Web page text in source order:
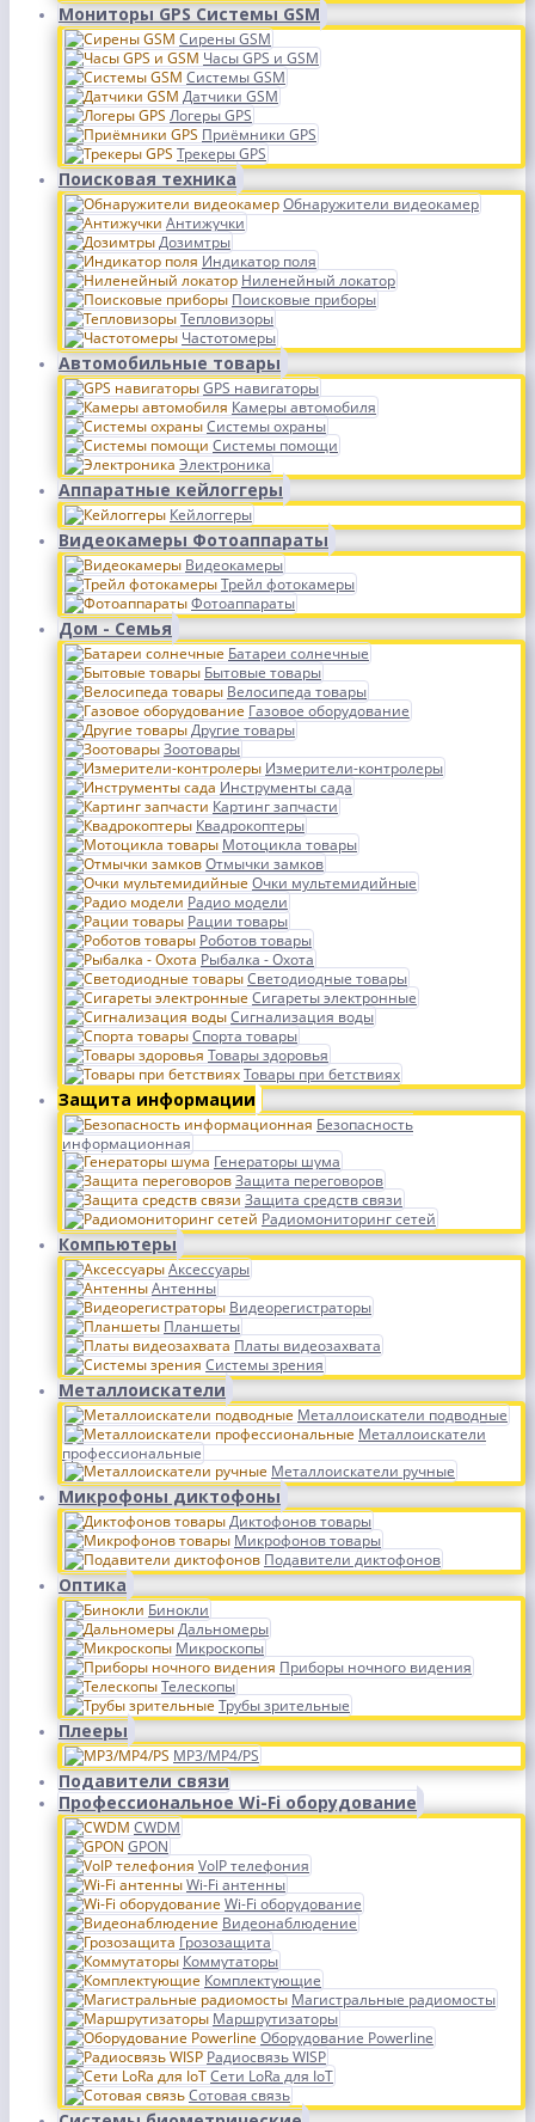
Мониторы GPS Системы GSM
Сирены GSM
Часы GPS и GSM
Системы GSM
Датчики GSM
Логеры GPS
Приёмники GPS
Трекеры GPS
Поисковая техника
Обнаружители видеокамер
Антижучки
Дозимтры
Индикатор поля
Ниленейный локатор
Поисковые приборы
Тепловизоры
Частотомеры
Автомобильные товары
GPS навигаторы
Камеры автомобиля
Системы охраны
Системы помощи
Электроника
Аппаратные кейлоггеры
Кейлоггеры
Видеокамеры Фотоаппараты
Видеокамеры
Трейл фотокамеры
Фотоаппараты
Дом - Семья
Батареи солнечные
Бытовые товары
Велосипеда товары
Газовое оборудование
Другие товары
Зоотовары
Измерители-контролеры
Инструменты сада
Картинг запчасти
Квадрокоптеры
Мотоцикла товары
Отмычки замков
Очки мультемидийные
Радио модели
Рации товары
Роботов товары
Рыбалка - Охота
Светодиодные товары
Сигареты электронные
Сигнализация воды
Спорта товары
Товары здоровья
Товары при бетствиях
Защита информации
Безопасность
информационная
Генераторы шума
Защита переговоров
Защита средств связи
Радиомониторинг сетей
Компьютеры
Аксессуары
Антенны
Видеорегистраторы
Планшеты
Платы видеозахвата
Системы зрения
Металлоискатели
Металлоискатели подводные
Металлоискатели
профессиональные
Металлоискатели ручные
Микрофоны диктофоны
Диктофонов товары
Микрофонов товары
Подавители диктофонов
Оптика
Бинокли
Дальномеры
Микроскопы
Приборы ночного видения
Телескопы
Трубы зрительные
Плееры
MP3/MP4/PS
Подавители связи
Профессиональное Wi-Fi оборудование
CWDM
GPON
VoIP телефония
Wi-Fi антенны
Wi-Fi оборудование
Видеонаблюдение
Грозозащита
Коммутаторы
Комплектующие
Магистральные радиомосты
Маршрутизаторы
Оборудование Powerline
Радиосвязь WISP
Сети LoRa для IoT
Сотовая связь